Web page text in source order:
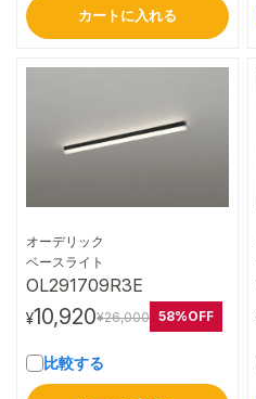
カートに入れる
オーデリック
ベースライト
OL291709R3E
¥10,920¥26,000 58%OFF
比較する